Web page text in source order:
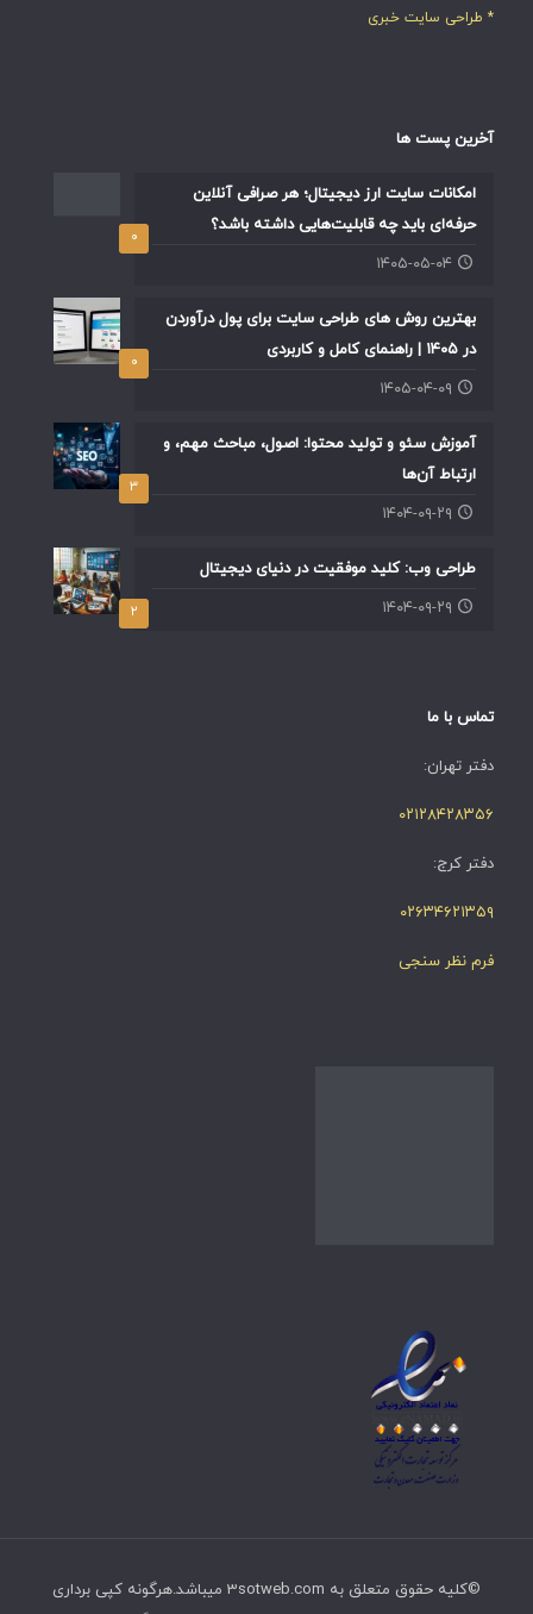
* طراحی سایت خبری
آخرین پست ها
۰
امکانات سایت ارز دیجیتال؛ هر صرافی آنلاین
حرفه‌ای باید چه قابلیت‌هایی داشته باشد؟
۱۴۰۵-۰۵-۰۴
۰
بهترین روش های طراحی سایت برای پول درآوردن
در ۱۴۰۵ | راهنمای کامل و کاربردی
۱۴۰۵-۰۴-۰۹
۳
آموزش سئو و تولید محتوا: اصول، مباحث مهم، و
ارتباط آن‌ها
۱۴۰۴-۰۹-۲۹
۲
طراحی وب: کلید موفقیت در دنیای دیجیتال
۱۴۰۴-۰۹-۲۹
تماس با ما
دفتر تهران:
۰۲۱۲۸۴۲۸۳۵۶
دفتر کرج:
۰۲۶۳۴۶۲۱۳۵۹
فرم نظر سنجی
©کلیه حقوق متعلق به 3sotweb.com میباشد.هرگونه کپی برداری